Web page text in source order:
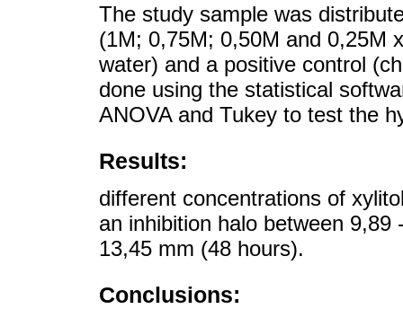
The study sample was
(1M; 0,75M; 0,50M and 0,25M
water) and a positive control
done using the statistical
ANOVA and Tukey to test the
Results:
different concentrations of
an inhibition halo between
13,45 mm (48 hours).
Conclusions: